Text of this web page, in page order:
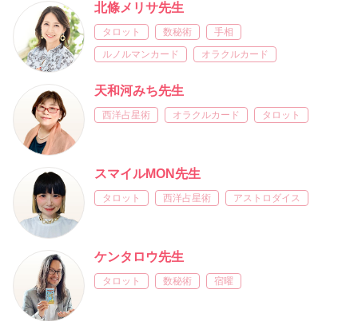
北條メリサ先生
タロット 数秘術
手相
ルノルマンカード
オラクルカード
天和河みち先生
西洋占星術 オラクルカード タロット
スマイルMON先生
タロット 西洋占星術 アストロダイス
ケンタロウ先生
タロット 数秘術 宿曜